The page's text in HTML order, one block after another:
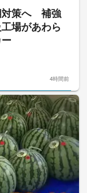
対策へ 補強
場があわら
4時間前